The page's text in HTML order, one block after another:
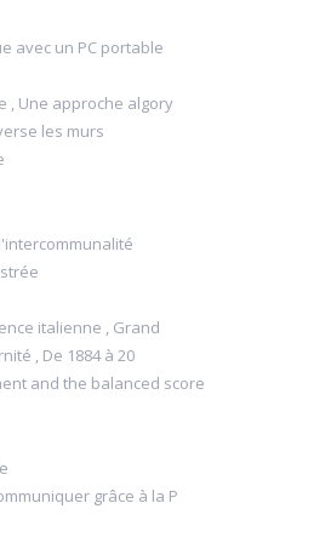
avec un PC portable
, Une approche algory
les murs
italienne , Grand
, De 1884 à 20
and the balanced score
grâce à la P